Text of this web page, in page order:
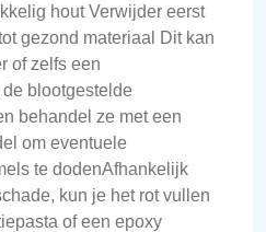
hout Verwijder eerst
gezond materiaal Dit kan
of zelfs een
blootgestelde
behandel ze met een
om eventuele
te dodenAfhankelijk
kun je het rot vullen
of een epoxy